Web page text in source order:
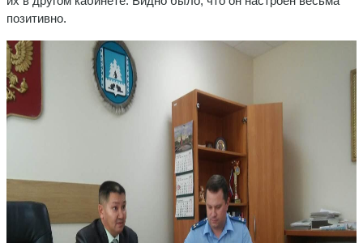
позитивно.